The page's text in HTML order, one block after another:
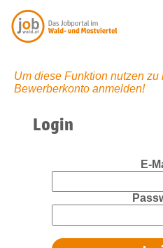
Um diese Funktion nutzen zu
Bewerberkonto anmelden!
Login
E-